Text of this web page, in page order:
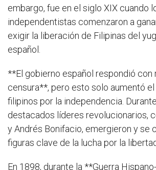
embargo, fue en el siglo XIX cuando
independentistas comenzaron a
exigir la liberación de Filipinas del
español.
**El gobierno español respondió con
censura**, pero esto solo aumentó
filipinos por la independencia.
destacados líderes revolucionarios,
y Andrés Bonifacio, emergieron y se
figuras clave de la lucha por la
En 1898, durante la **Guerra